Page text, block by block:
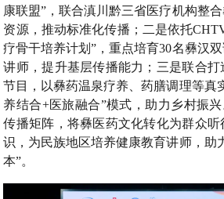
康联盟”，联合滇川黔三省医疗机构整
资源，推动标准化传播；二是依托
疗骨干培养计划”，重点培育30名彝汉
讲师，提升基层传播能力；三是联合
节目，以彝药温泉疗养、药膳调理等真
养结合+医旅融合”模式，助力乡村振
传播矩阵，将彝医药文化转化为群众
识，为民族地区培养健康教育讲师，助
本”。